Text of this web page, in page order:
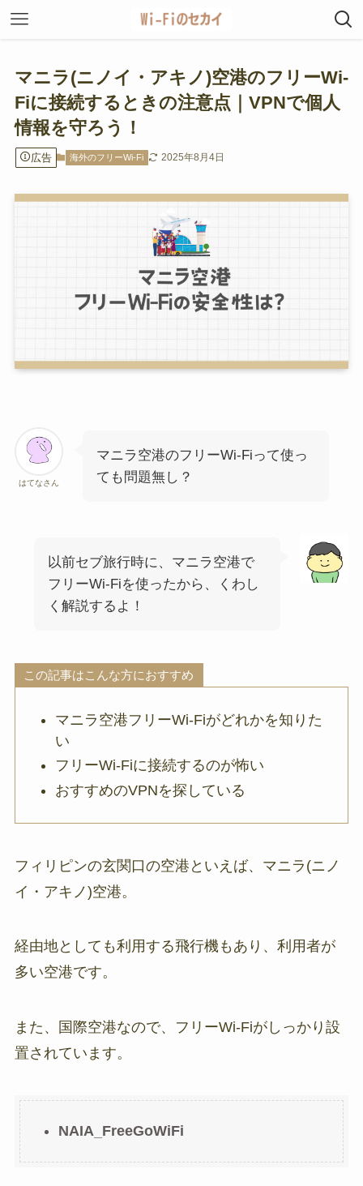
マニラ(ニノイ・アキノ)空港のフリーWi-
Fiに接続するときの注意点｜VPNで個人
情報を守ろう！
広告 海外のフリーWi-Fi 2025年8月4日
はてなさん
マニラ空港のフリーWi-Fiって使っ
ても問題無し？
以前セブ旅行時に、マニラ空港で
フリーWi-Fiを使ったから、くわし
く解説するよ！
この記事はこんな方におすすめ
マニラ空港フリーWi-Fiがどれかを知りた
い
フリーWi-Fiに接続するのが怖い
おすすめのVPNを探している
フィリピンの玄関口の空港といえば、マニラ(ニノ
イ・アキノ)空港。
経由地としても利用する飛行機もあり、利用者が
多い空港です。
また、国際空港なので、フリーWi-Fiがしっかり設
置されています。
NAIA_FreeGoWiFi